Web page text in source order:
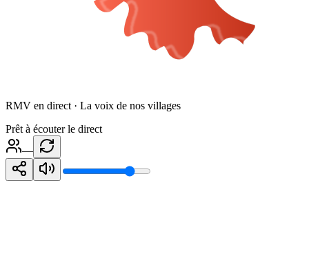
RMV en direct · La voix de nos villages
Prêt à écouter le direct
—